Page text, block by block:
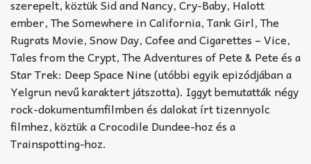
szerepelt, köztük Sid and Nancy, Cry-Baby, Halott
ember, The Somewhere in California, Tank Girl, The
Rugrats Movie, Snow Day, Cofee and Cigarettes – Vice,
Tales from the Crypt, The Adventures of Pete & Pete és a
Star Trek: Deep Space Nine (utóbbi egyik epizódjában a
Yelgrun nevű karaktert játszotta). Iggyt bemutatták négy
rock-dokumentumfilmben és dalokat írt tizennyolc
filmhez, köztük a Crocodile Dundee-hoz és a
Trainspotting-hoz.